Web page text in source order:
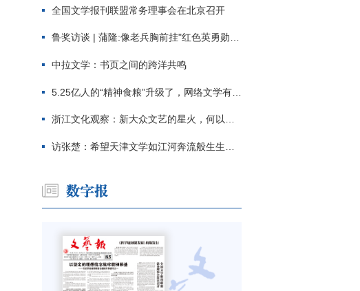
全国文学报刊联盟常务理事会在北京召开
鲁奖访谈 | 蒲隆:像老兵胸前挂"红色英勇勋章"
中拉文学：书页之间的跨洋共鸣
5.25亿人的“精神食粮”升级了，网络文学有了哪些新变化？
浙江文化观察：新大众文艺的星火，何以燎原？
访张楚：希望天津文学如江河奔流般生生不息